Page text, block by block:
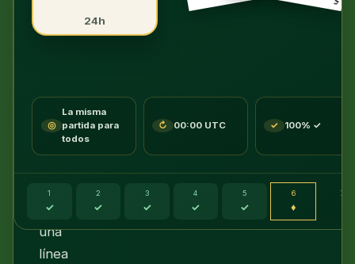
jugadores,
nuestro
solucionador
para
siempre
exista
una
línea
24h
◎
La misma
partida para
todos
↻ 00:00 UTC ✓ 100% ✓
1
✓
2
✓
3
✓
4
✓
5
✓
6
♦
7